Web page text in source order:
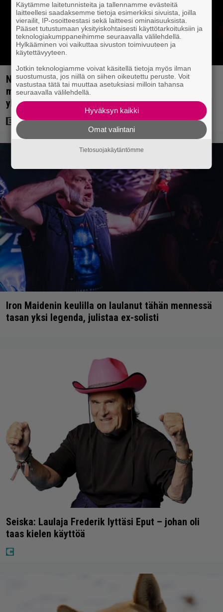
Nyt Netflixissä: Christopher Nolanin viiden tähden
mysteerileffa – ”Huikean hienosti kirjoitettu
yllätyskäänteiden sarja”
Iron Maidenin keulilla on laulanut tähän mennessä
tasan yksi legenda, julistaa ex-solisti
Seiska: Laulaja Frederik lyttäsi Eput – johan oli
taas kielen käyttöä
Käytämme laitetunnisteita ja tallennamme evästeitä
laitteellesi saadaksemme tietoja esimerkiksi sivuista, joilla
vierailit, IP-osoitteestasi sekä laitteesi ominaisuuksista.
Pääset tutustumaan yksityiskohtaisesti käyttötarkoituksiin ja
teknologiakumppaneihimme seuraavalla välilehdellä.
Hylkääminen voi vaikuttaa sivuston toimivuuteen ja
käytettävyyteen.
Jotkin teknologiamme voivat käsitellä tietoja myös ilman
suostumusta, jos niillä on siihen oikeutettu peruste. Voit
vastustaa tätä tai muuttaa asetuksiasi milloin tahansa
seuraavalla välilehdellä.
Hyväksyn kaikki
Omat valintani
Tietosuojakäytäntömme